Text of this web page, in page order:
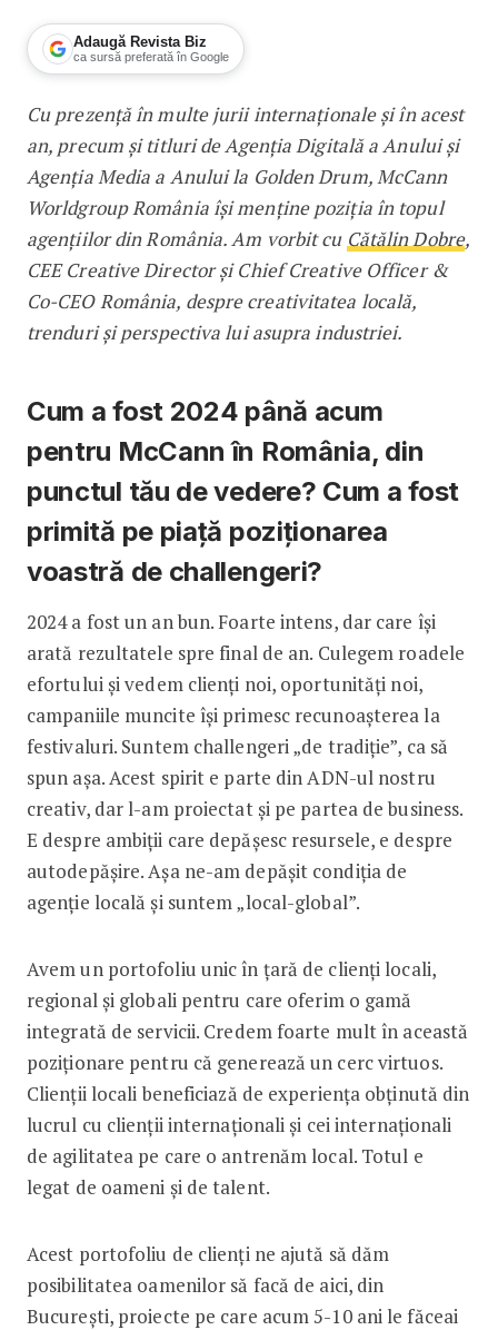
Adaugă Revista Biz
ca sursă preferată în Google
Cătălin Dobre, McCann Worldgroup
Cu prezență în multe jurii internaționale și în acest
an, precum și titluri de Agenția Digitală a Anului și
Agenția Media a Anului la Golden Drum, McCann
Worldgroup România își menține poziția în topul
agențiilor din România. Am vorbit cu Cătălin Dobre,
CEE Creative Director și Chief Creative Officer &
Co-CEO România, despre creativitatea locală,
trenduri și perspectiva lui asupra industriei.
Cum a fost 2024 până acum
pentru McCann în România, din
punctul tău de vedere? Cum a fost
primită pe piață poziționarea
voastră de challengeri?
2024 a fost un an bun. Foarte intens, dar care își
arată rezultatele spre final de an. Culegem roadele
efortului și vedem clienți noi, oportunități noi,
campaniile muncite își primesc recunoașterea la
festivaluri. Suntem challengeri „de tradiție”, ca să
spun așa. Acest spirit e parte din ADN-ul nostru
creativ, dar l-am proiectat și pe partea de business.
E despre ambiții care depășesc resursele, e despre
autodepășire. Așa ne-am depășit condiția de
agenție locală și suntem „local-global”.
Avem un portofoliu unic în țară de clienți locali,
regional și globali pentru care oferim o gamă
integrată de servicii. Credem foarte mult în această
poziționare pentru că generează un cerc virtuos.
Clienții locali beneficiază de experiența obținută din
lucrul cu clienții internaționali și cei internaționali
de agilitatea pe care o antrenăm local. Totul e
legat de oameni și de talent.
Acest portofoliu de clienți ne ajută să dăm
posibilitatea oamenilor să facă de aici, din
București, proiecte pe care acum 5-10 ani le făceai